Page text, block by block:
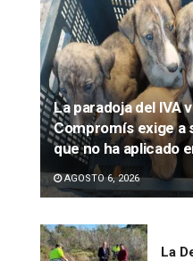
La paradoja del IVA
Compromís exige a
que no ha aplicado
AGOSTO 6, 2026
La